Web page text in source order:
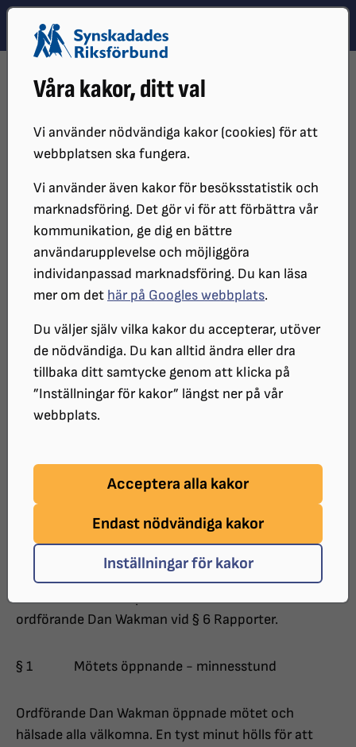
Våra kakor, ditt val
Vi använder nödvändiga kakor (cookies) för att
webbplatsen ska fungera.
Vi använder även kakor för besöksstatistik och
marknadsföring. Det gör vi för att förbättra vår
kommunikation, ge dig en bättre
användarupplevelse och möjliggöra
individanpassad marknadsföring. Du kan läsa
mer om det här på Googles webbplats.
Du väljer själv vilka kakor du accepterar, utöver
de nödvändiga. Du kan alltid ändra eller dra
tillbaka ditt samtycke genom att klicka på
”Inställningar för kakor” längst ner på vår
webbplats.
Acceptera alla kakor
Endast nödvändiga kakor
Inställningar för kakor
Hoppa till innehåll
Hoppa till hitta snabbt
DISTRIKT
SRF ÖREBRO LÄN OM SRF ÖREBRO
ÅRSMÖTESPROTOKOLL
SYNSKADADES RIKSFÖRBUND ÖREBRO
LÄNS ÅRSMÖTE 2024
Protokoll
Art: Årsmöte
Datum: 25 april 2024
Tid: 17:15-20:25
Plats: Scandic Grand hotel, Fabriksgatan 21–
Årsmötet inleddes med en lättare middag. Klockan
17:15 startade årsmötesförhandlingarna.
§ Årsmötets ordförande Ali Reza Ghanbar Alipour tog
över ordförandeskapet från SRF Örebro läns
ordförande Dan Wakman vid § 6 Rapporter.
§ 1 Mötets öppnande - minnesstund
Ordförande Dan Wakman öppnade mötet och
hälsade alla välkomna. En tyst minut hölls för att